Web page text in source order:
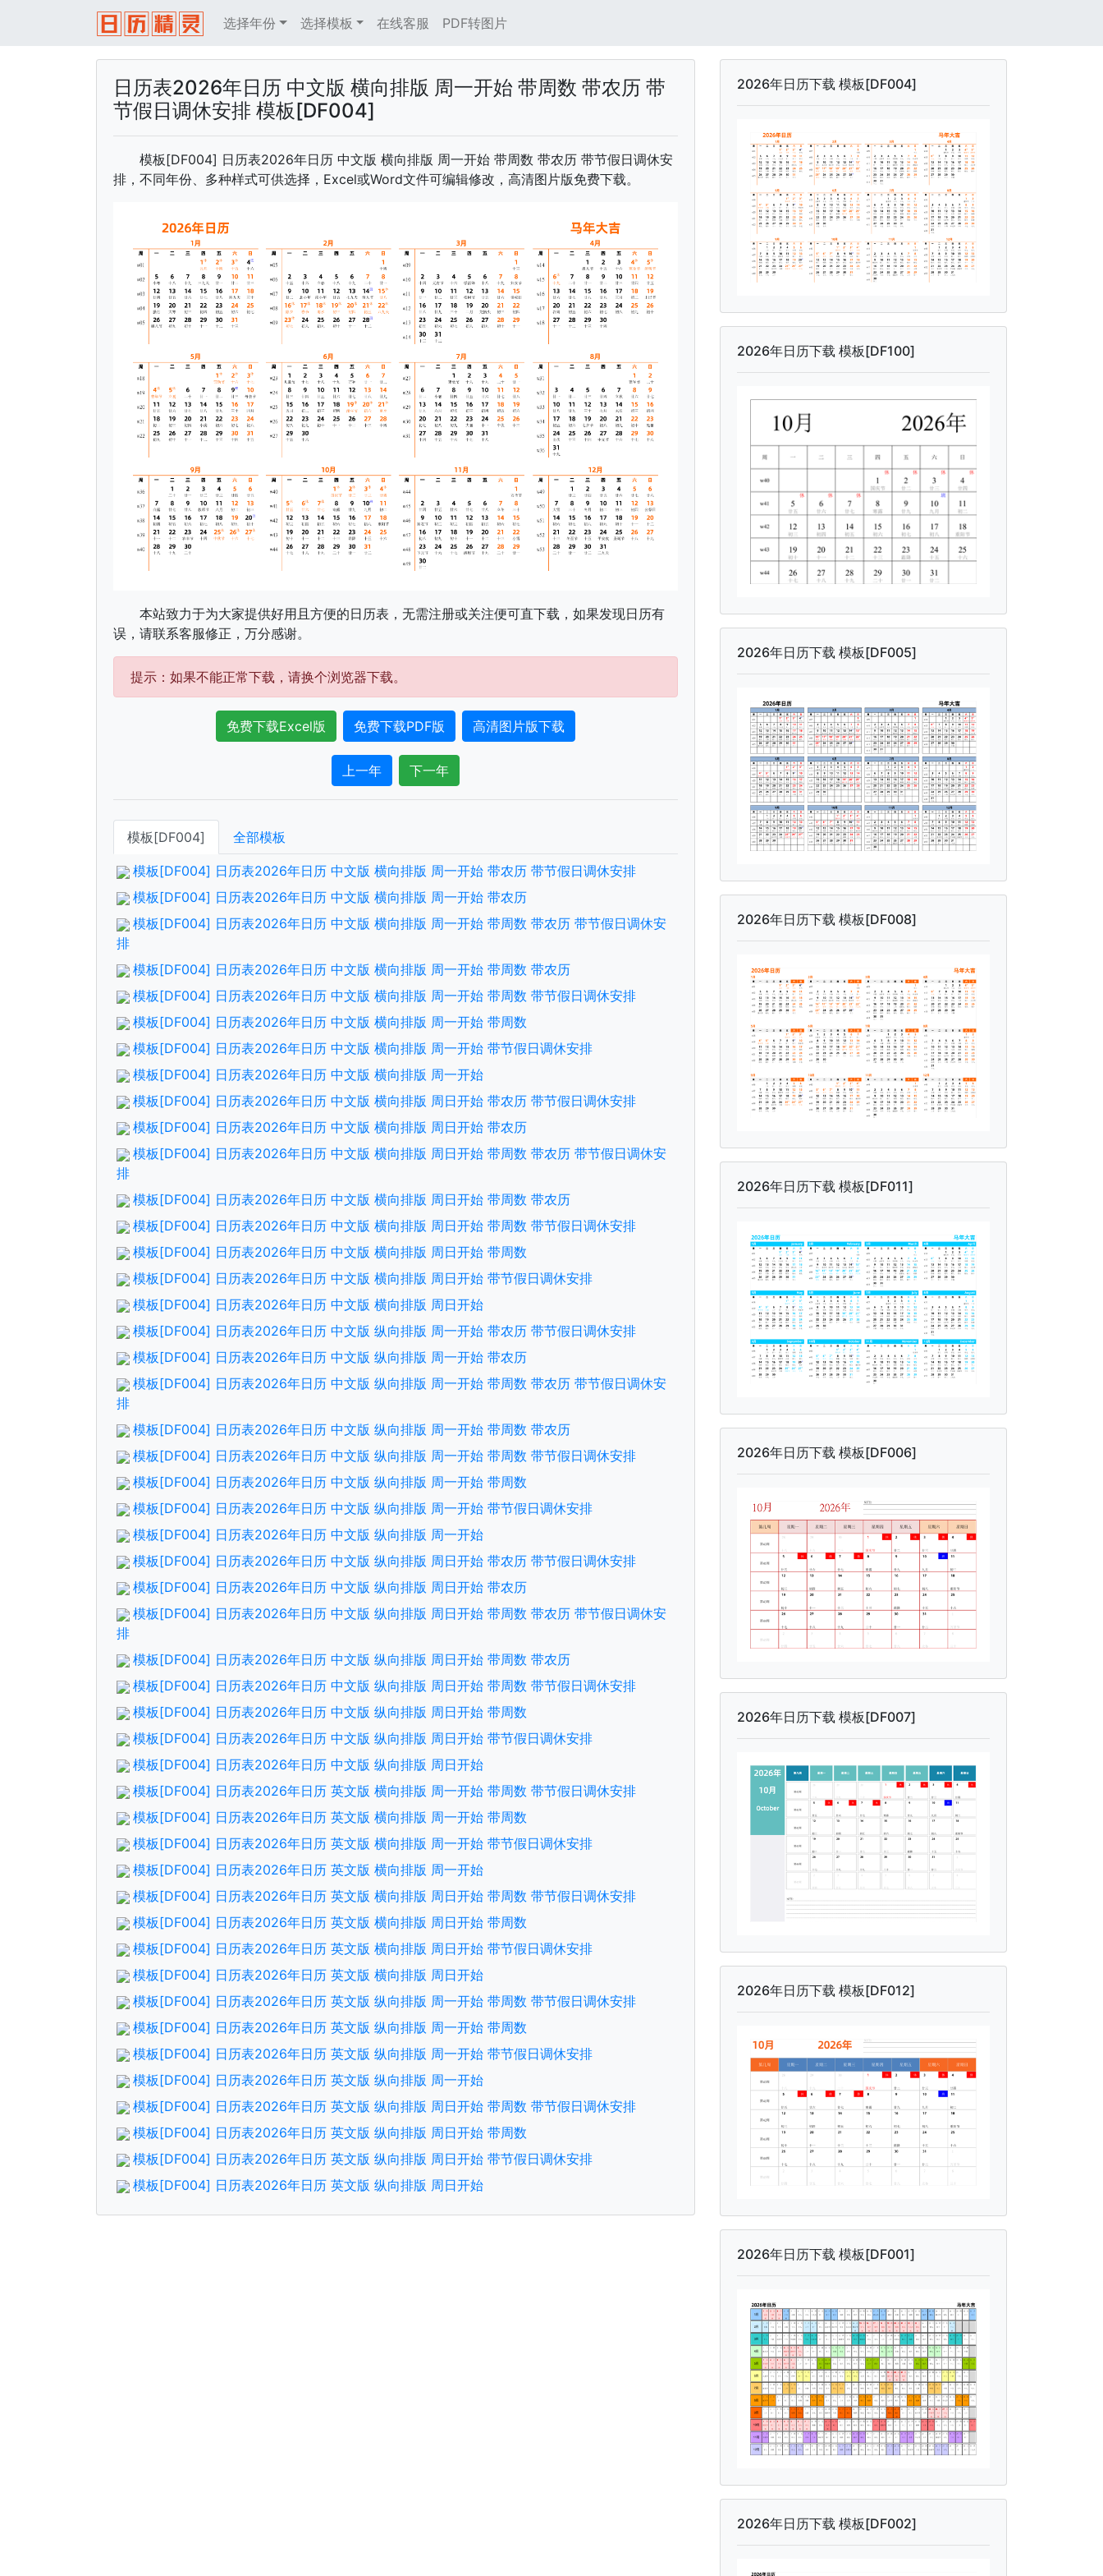
选择年份 选择模板 在线客服 PDF转图片
日历表2026年日历 中文版 横向排版 周一开始 带周数 带农历 带
节假日调休安排 模板[DF004]
模板[DF004] 日历表2026年日历 中文版 横向排版 周一开始 带周数 带农历 带节假日调休安
排，不同年份、多种样式可供选择，Excel或Word文件可编辑修改，高清图片版免费下载。
本站致力于为大家提供好用且方便的日历表，无需注册或关注便可直下载，如果发现日历有
误，请联系客服修正，万分感谢。
提示：如果不能正常下载，请换个浏览器下载。
免费下载Excel版 免费下载PDF版 高清图片版下载
上一年 下一年
模板[DF004] 全部模板
模板[DF004] 日历表2026年日历 中文版 横向排版 周一开始 带农历 带节假日调休安排
模板[DF004] 日历表2026年日历 中文版 横向排版 周一开始 带农历
模板[DF004] 日历表2026年日历 中文版 横向排版 周一开始 带周数 带农历 带节假日调休安
排
模板[DF004] 日历表2026年日历 中文版 横向排版 周一开始 带周数 带农历
模板[DF004] 日历表2026年日历 中文版 横向排版 周一开始 带周数 带节假日调休安排
模板[DF004] 日历表2026年日历 中文版 横向排版 周一开始 带周数
模板[DF004] 日历表2026年日历 中文版 横向排版 周一开始 带节假日调休安排
模板[DF004] 日历表2026年日历 中文版 横向排版 周一开始
模板[DF004] 日历表2026年日历 中文版 横向排版 周日开始 带农历 带节假日调休安排
模板[DF004] 日历表2026年日历 中文版 横向排版 周日开始 带农历
模板[DF004] 日历表2026年日历 中文版 横向排版 周日开始 带周数 带农历 带节假日调休安
排
模板[DF004] 日历表2026年日历 中文版 横向排版 周日开始 带周数 带农历
模板[DF004] 日历表2026年日历 中文版 横向排版 周日开始 带周数 带节假日调休安排
模板[DF004] 日历表2026年日历 中文版 横向排版 周日开始 带周数
模板[DF004] 日历表2026年日历 中文版 横向排版 周日开始 带节假日调休安排
模板[DF004] 日历表2026年日历 中文版 横向排版 周日开始
模板[DF004] 日历表2026年日历 中文版 纵向排版 周一开始 带农历 带节假日调休安排
模板[DF004] 日历表2026年日历 中文版 纵向排版 周一开始 带农历
模板[DF004] 日历表2026年日历 中文版 纵向排版 周一开始 带周数 带农历 带节假日调休安
排
模板[DF004] 日历表2026年日历 中文版 纵向排版 周一开始 带周数 带农历
模板[DF004] 日历表2026年日历 中文版 纵向排版 周一开始 带周数 带节假日调休安排
模板[DF004] 日历表2026年日历 中文版 纵向排版 周一开始 带周数
模板[DF004] 日历表2026年日历 中文版 纵向排版 周一开始 带节假日调休安排
模板[DF004] 日历表2026年日历 中文版 纵向排版 周一开始
模板[DF004] 日历表2026年日历 中文版 纵向排版 周日开始 带农历 带节假日调休安排
模板[DF004] 日历表2026年日历 中文版 纵向排版 周日开始 带农历
模板[DF004] 日历表2026年日历 中文版 纵向排版 周日开始 带周数 带农历 带节假日调休安
排
模板[DF004] 日历表2026年日历 中文版 纵向排版 周日开始 带周数 带农历
模板[DF004] 日历表2026年日历 中文版 纵向排版 周日开始 带周数 带节假日调休安排
模板[DF004] 日历表2026年日历 中文版 纵向排版 周日开始 带周数
模板[DF004] 日历表2026年日历 中文版 纵向排版 周日开始 带节假日调休安排
模板[DF004] 日历表2026年日历 中文版 纵向排版 周日开始
模板[DF004] 日历表2026年日历 英文版 横向排版 周一开始 带周数 带节假日调休安排
模板[DF004] 日历表2026年日历 英文版 横向排版 周一开始 带周数
模板[DF004] 日历表2026年日历 英文版 横向排版 周一开始 带节假日调休安排
模板[DF004] 日历表2026年日历 英文版 横向排版 周一开始
模板[DF004] 日历表2026年日历 英文版 横向排版 周日开始 带周数 带节假日调休安排
模板[DF004] 日历表2026年日历 英文版 横向排版 周日开始 带周数
模板[DF004] 日历表2026年日历 英文版 横向排版 周日开始 带节假日调休安排
模板[DF004] 日历表2026年日历 英文版 横向排版 周日开始
模板[DF004] 日历表2026年日历 英文版 纵向排版 周一开始 带周数 带节假日调休安排
模板[DF004] 日历表2026年日历 英文版 纵向排版 周一开始 带周数
模板[DF004] 日历表2026年日历 英文版 纵向排版 周一开始 带节假日调休安排
模板[DF004] 日历表2026年日历 英文版 纵向排版 周一开始
模板[DF004] 日历表2026年日历 英文版 纵向排版 周日开始 带周数 带节假日调休安排
模板[DF004] 日历表2026年日历 英文版 纵向排版 周日开始 带周数
模板[DF004] 日历表2026年日历 英文版 纵向排版 周日开始 带节假日调休安排
模板[DF004] 日历表2026年日历 英文版 纵向排版 周日开始
2026年日历下载 模板[DF004]
2026年日历下载 模板[DF100]
2026年日历下载 模板[DF005]
2026年日历下载 模板[DF008]
2026年日历下载 模板[DF011]
2026年日历下载 模板[DF006]
2026年日历下载 模板[DF007]
2026年日历下载 模板[DF012]
2026年日历下载 模板[DF001]
2026年日历下载 模板[DF002]